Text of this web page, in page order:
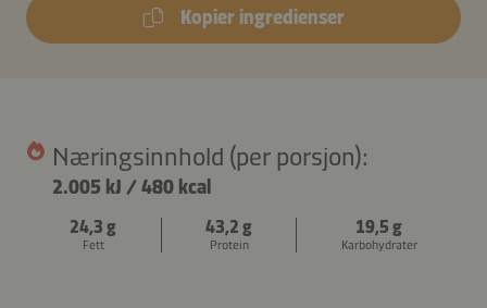
Kopier ingredienser
Næringsinnhold (per porsjon):
2.005 kJ /480 kcal
24,3 g
Fett
43,2 g
Protein
19,5 g
Karbohydrater